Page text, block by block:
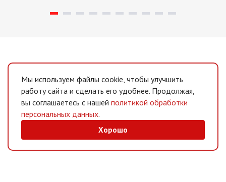
Мы используем файлы cookie, чтобы улучшить
работу сайта и сделать его удобнее. Продолжая,
вы соглашаетесь с нашей политикой обработки
персональных данных.
Хорошо